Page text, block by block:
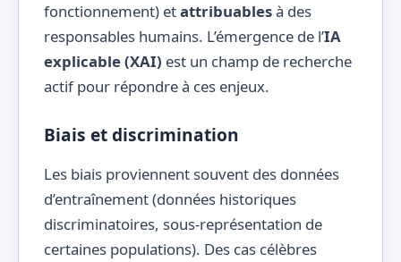
fonctionnement) etattribuablesà des
responsables humains. L’émergence de l’IA
explicable (XAI) est un champ de recherche
actif pour répondre à ces enjeux.
Biais et discrimination
Les biais proviennent souvent des données
d’entraînement (données historiques
discriminatoires, sous-représentation de
certaines populations). Des cas célèbres